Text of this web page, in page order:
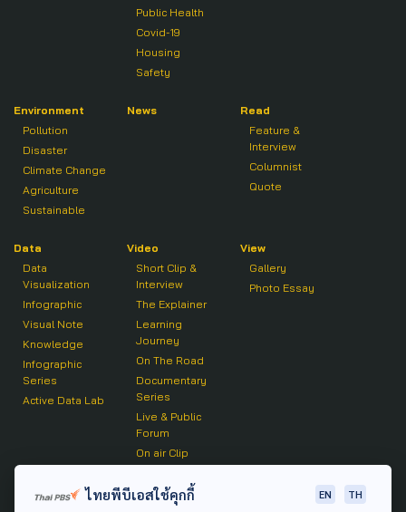
Public Health
Covid-19
Housing
Safety
Environment
Pollution
Disaster
Climate Change
Agriculture
Sustainable
News
Read
Feature &
Interview
Columnist
Quote
Data
Data
Visualization
Infographic
Visual Note
Knowledge
Infographic
Series
Active Data Lab
Video
Short Clip &
Interview
The Explainer
Learning
Journey
On The Road
Documentary
Series
Live & Public
Forum
On air Clip
View
Gallery
Photo Essay
ไทยพีบีเอสใช้คุกกี้ EN TH